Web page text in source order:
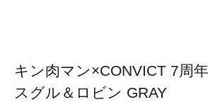
キン肉マン×CONVICT 7周
スグル＆ロビン GRAY